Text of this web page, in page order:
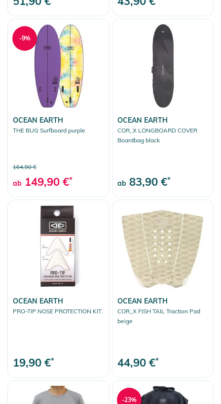
OCEAN EARTH
THE BUG Surfboard purple
164,90 €
ab 149,90 €*
-9%
OCEAN EARTH
COR_X LONGBOARD COVER
Boardbag black
ab 83,90 €*
OCEAN EARTH
PRO-TIP NOSE PROTECTION KIT
19,90 €*
OCEAN EARTH
COR_X FISH TAIL Traction Pad
beige
44,90 €*
-23%